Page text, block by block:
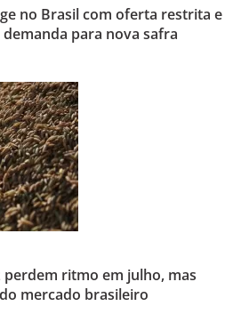
no Brasil com oferta restrita e
para nova safra
ritmo em julho, mas
mercado brasileiro